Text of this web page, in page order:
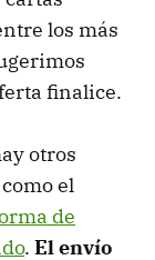
los más
finalice.
otros
el
de
. El envío